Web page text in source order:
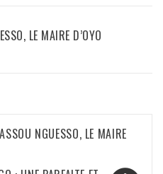
LE MAIRE D’OYO
NGUESSO, LE MAIRE